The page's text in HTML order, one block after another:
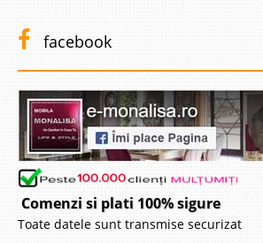
facebook
Comenzi si plati 100% sigure
Toate datele sunt transmise securizat